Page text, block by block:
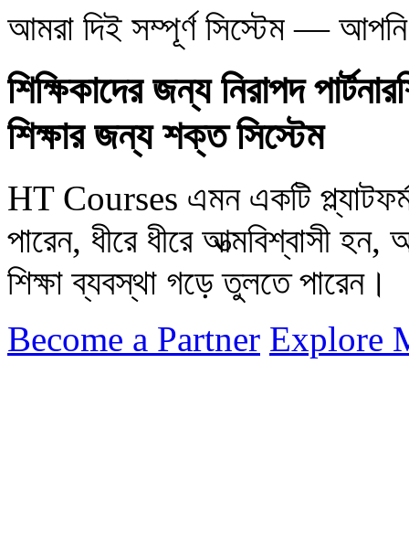
আমরা দিই সম্পূর্ণ সিস্টেম — আপনি
শিক্ষিকাদের জন্য নিরাপদ
শিক্ষার জন্য শক্ত সিস্টেম
HT Courses এমন একটি
পারেন, ধীরে ধীরে আত্মবিশ্বাসী
শিক্ষা ব্যবস্থা গড়ে তুলতে পারেন।
Become a Partner Explore